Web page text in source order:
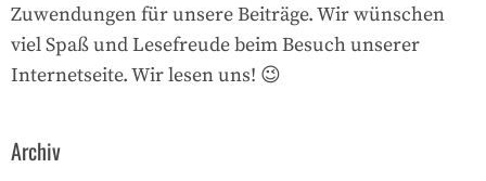
Zuwendungen für unsere Beiträge. Wir wünschen
viel Spaß und Lesefreude beim Besuch unserer
Internetseite. Wir lesen uns! 😉
Archiv